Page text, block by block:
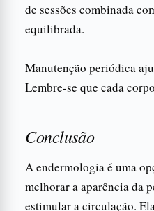
de sessões combinada
equilibrada.
Manutenção periódica
Lembre-se que cada
Conclusão
A endermologia é uma
melhorar a aparência da
estimular a circulação.